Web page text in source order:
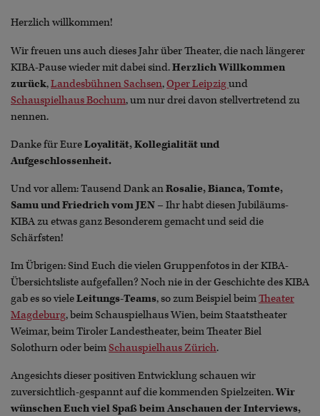
Herzlich willkommen!
Wir freuen uns auch dieses Jahr über Theater, die nach längerer
KIBA-Pause wieder mit dabei sind.Herzlich Willkommen
zurück,Landesbühnen Sachsen,Oper Leipzigund
Schauspielhaus Bochum, um nur drei davon stellvertretend zu
nennen.
Danke für EureLoyalität, Kollegialität und
Aufgeschlossenheit.
Und vor allem: Tausend Dank anRosalie, Bianca, Tomte,
Samu und Friedrich vom JEN – Ihr habt diesen Jubiläums-
KIBA zu etwas ganz Besonderem gemacht und seid die
Schärfsten!
Im Übrigen: Sind Euch die vielen Gruppenfotos in der KIBA-
Übersichtsliste aufgefallen? Noch nie in der Geschichte des KIBA
gab es so vieleLeitungs-Teams, so zum Beispiel beimTheater
Magdeburg, beim Schauspielhaus Wien, beim Staatstheater
Weimar, beim Tiroler Landestheater, beim Theater Biel
Solothurn oder beimSchauspielhaus Zürich.
Angesichts dieser positiven Entwicklung schauen wir
zuversichtlich-gespannt auf die kommenden Spielzeiten.Wir
wünschen Euch viel Spaß beim Anschauen der Interviews,